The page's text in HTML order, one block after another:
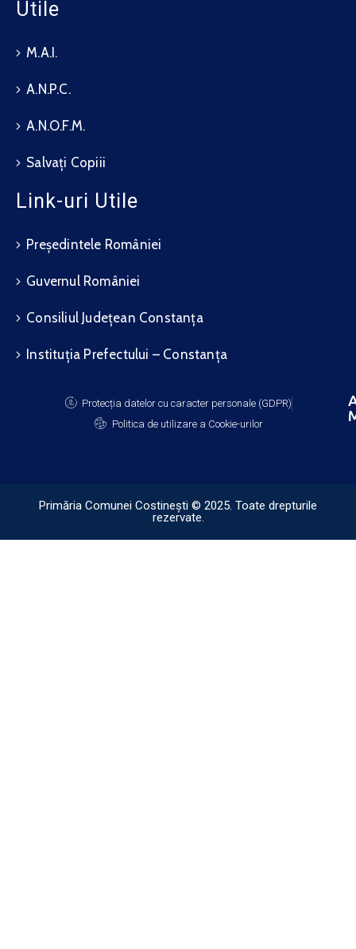
Utile
M.A.I.
A.N.P.C.
A.N.O.F.M.
Salvați Copiii
Link-uri Utile
Președintele României
Guvernul României
Consiliul Județean Constanța
Instituția Prefectului – Constanța
Protecția datelor cu caracter personale (GDPR)
Politica de utilizare a Cookie-urilor
Primăria Comunei Costinești © 2025. Toate drepturile
rezervate.